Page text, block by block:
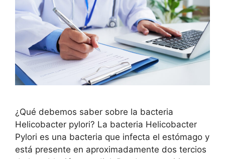
¿Qué debemos saber sobre la bacteria
Helicobacter pylori? La bacteria Helicobacter
Pylori es una bacteria que infecta el estómago y
está presente en aproximadamente dos tercios